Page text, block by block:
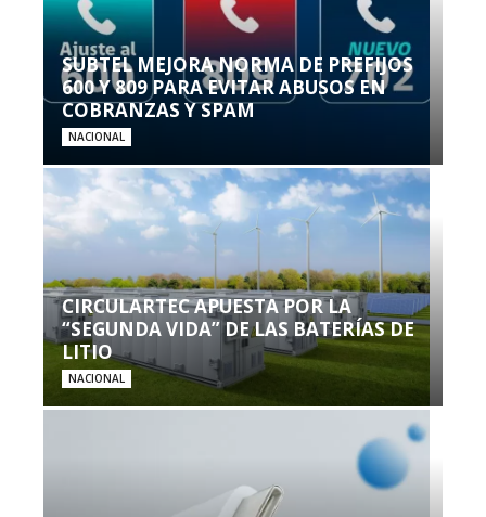
SUBTEL MEJORA NORMA DE PREFIJOS
600 Y 809 PARA EVITAR ABUSOS EN
COBRANZAS Y SPAM
NACIONAL
CIRCULARTEC APUESTA POR LA
“SEGUNDA VIDA” DE LAS BATERÍAS DE
LITIO
NACIONAL